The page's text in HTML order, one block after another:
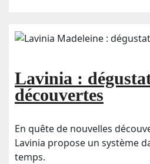
Lavinia :
découvertes
En quête de nouvelles
Lavinia propose un système
temps.